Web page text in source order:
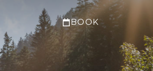
BOOK
Best price
guaranteed
Bon cadeau